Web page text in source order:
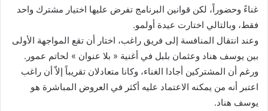
غناءً وحضوراً، لكن قوانين البرنامج تفرض عليها اختيار مشترك واحد
فقط، وبالتالي اختارت عيدة أولمو.
وعند انتقال المنافسة إلى فريق راغب، اختار أن تقع المواجهة الأولى
بين يوسف هناد وعثمان بلبل في أغنية « بلا عنوان » لحاتم عمور.
ورغم أن المشتركين أجادا الغناء، وكانا متعادلان تقريباً إلاّ أن راغب
اعتبر أنه من يمكنه الاعتماد عليه أكثر في العروض المباشرة هو
يوسف هناد.